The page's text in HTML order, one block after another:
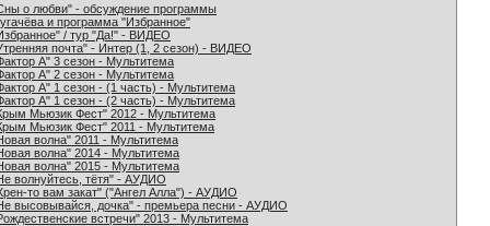
о любви" - обсуждение программы
и программа "Избранное"
/ тур "Да!" - ВИДЕО
почта" - Интер (1, 2 сезон) - ВИДЕО
А" 3 сезон - Мультитема
А" 2 сезон - Мультитема
А" 1 сезон - (1 часть) - Мультитема
А" 1 сезон - (2 часть) - Мультитема
Мьюзик Фест" 2012 - Мультитема
Мьюзик Фест" 2011 - Мультитема
волна" 2011 - Мультитема
волна" 2014 - Мультитема
волна" 2015 - Мультитема
волнуйтесь, тётя" - АУДИО
то вам закат" ("Ангел Алла") - АУДИО
высовывайся, дочка" - премьера песни - АУДИО
встречи" 2013 - Мультитема